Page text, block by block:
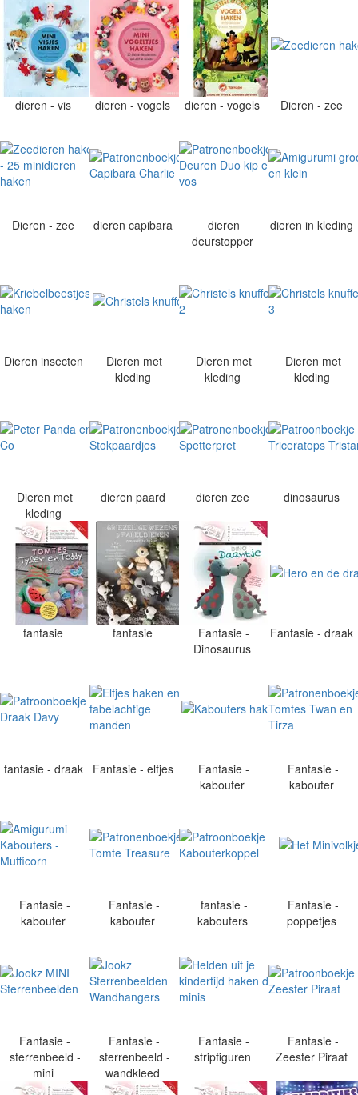
dieren - vis dieren - vogels dieren - vogels Dieren - zee
Dieren - zee dieren capibara
dieren
deurstopper
dieren in kleding
Dieren insecten
Dieren met
kleding
Dieren met
kleding
Dieren met
kleding
Dieren met
kleding
dieren paard dieren zee dinosaurus
fantasie fantasie
Fantasie -
Dinosaurus
Fantasie - draak
fantasie - draak Fantasie - elfjes
Fantasie -
kabouter
Fantasie -
kabouter
Fantasie -
kabouter
Fantasie -
kabouter
fantasie -
kabouters
Fantasie -
poppetjes
Fantasie -
sterrenbeeld -
mini
Fantasie -
sterrenbeeld -
wandkleed
Fantasie -
stripfiguren
Fantasie -
Zeester Piraat